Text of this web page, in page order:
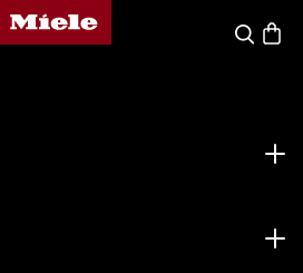
Miele homepage
Wat zoek